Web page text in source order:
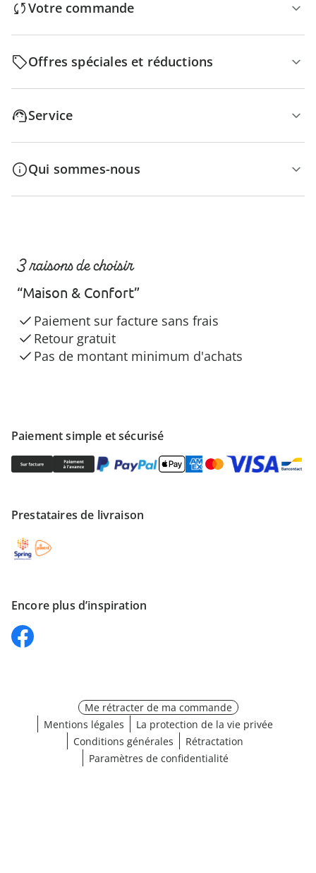
Votre commande
Offres spéciales et réductions
Service
Qui sommes-nous
Paiement simple et sécurisé
Prestataires de livraison
Encore plus d’inspiration
3 raisons de choisir
“Maison & Confort”
Paiement sur facture sans frais
Retour gratuit
Pas de montant minimum d'achats
Me rétracter de ma commande
Mentions légales
La protection de la vie privée
Conditions générales
Rétractation
Paramètres de confidentialité